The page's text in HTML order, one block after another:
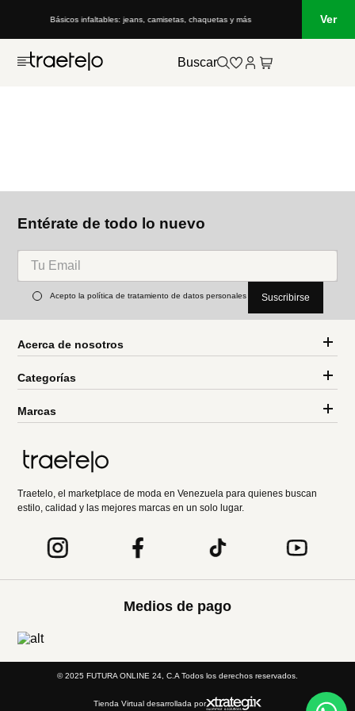
Básicos infaltables: jeans, camisetas, chaquetas y más Ver
Buscar
Entérate de todo lo nuevo
Acepto la política de tratamiento de datos personales Suscribirse
Acerca de nosotros
Categorías
Marcas
Traetelo, el marketplace de moda en Venezuela para quienes buscan
estilo, calidad y las mejores marcas en un solo lugar.
Medios de pago
© 2025 FUTURA ONLINE 24, C.A Todos los derechos reservados.
Tienda Virtual desarrollada por